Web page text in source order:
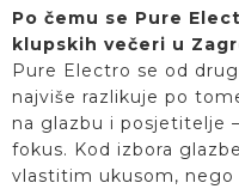
Po čemu se Pure
klupskih večeri u
Pure Electro se od
najviše razlikuje po
na glazbu i posjetitelje
fokus. Kod izbora
vlastitim ukusom, nego